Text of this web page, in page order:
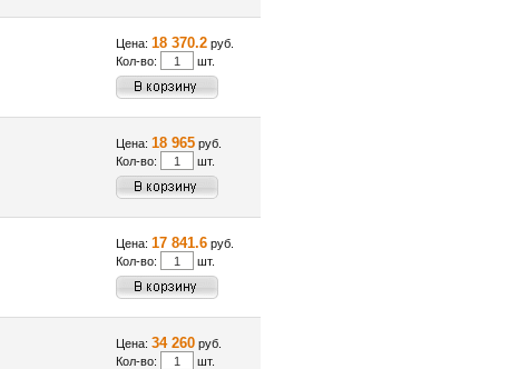
Цена: 18 370.2руб.
Кол-во:
шт.
Цена: 18 965руб.
Кол-во:
шт.
Цена: 17 841.6руб.
Кол-во:
шт.
Цена: 34 260руб.
Кол-во:
шт.